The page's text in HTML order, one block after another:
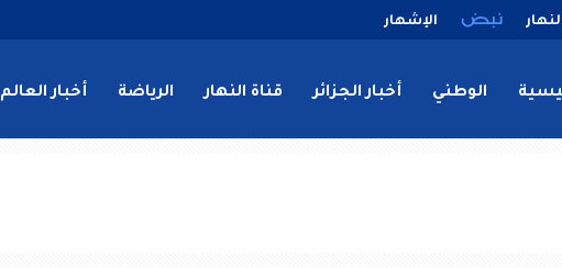
الإشهار
الوطني أخبار الجزائر قناة النهار الرياضة أخبار العالم